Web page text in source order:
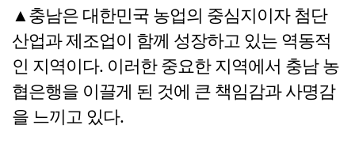
▲충남은 대한민국 농업의 중심지이자 첨단
산업과 제조업이 함께 성장하고 있는 역동적
인 지역이다. 이러한 중요한 지역에서 충남 농
협은행을 이끌게 된 것에 큰 책임감과 사명감
을 느끼고 있다.